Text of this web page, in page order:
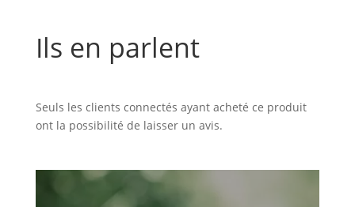
Ils en parlent
Seuls les clients connectés ayant acheté ce produit
ont la possibilité de laisser un avis.